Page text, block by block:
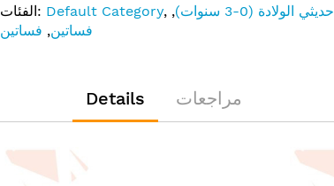
الفئات: Default Category, حديثي الولادة (0-3 سنوات)
,
فساتين, فساتين
Details مراجعات